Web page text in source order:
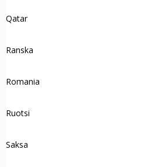
Qatar
Ranska
Romania
Ruotsi
Saksa